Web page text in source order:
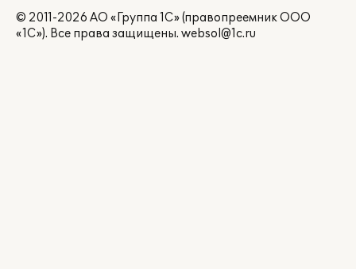
© 2011-2026 АО «Группа 1С» (правопреемник ООО
«1С»). Все права защищены. websol@1c.ru